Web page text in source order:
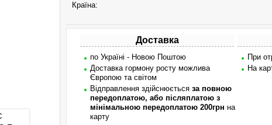
Країна:
Доставка
по Україні - Новою Поштою
Доставка гормону росту можлива
Європою та світом
Відправлення здійснюється за повною
передоплатою, або післяплатою з
мінімальною передоплатою 200грн на
карту
При
На